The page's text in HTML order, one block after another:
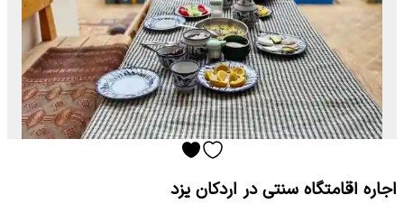
اجاره اقامتگاه سنتی در اردکان یزد